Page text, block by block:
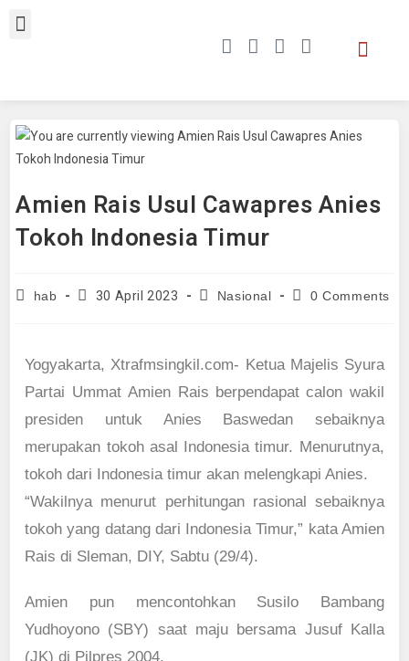
Amien Rais Usul Cawapres Anies
Tokoh Indonesia Timur
hab 30 April 2023 Nasional 0 Comments
Yogyakarta, Xtrafmsingkil.com- Ketua Majelis Syura
Partai Ummat Amien Rais berpendapat calon wakil
presiden untuk Anies Baswedan sebaiknya
merupakan tokoh asal Indonesia timur. Menurutnya,
tokoh dari Indonesia timur akan melengkapi Anies.
“Wakilnya menurut perhitungan rasional sebaiknya
tokoh yang datang dari Indonesia Timur,” kata Amien
Rais di Sleman, DIY, Sabtu (29/4).
Amien pun mencontohkan Susilo Bambang
Yudhoyono (SBY) saat maju bersama Jusuf Kalla
(JK) di Pilpres 2004.